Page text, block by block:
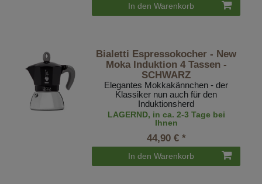
In den Warenkorb
Bialetti Espressokocher - New
Moka Induktion 4 Tassen -
SCHWARZ
Elegantes Mokkakännchen - der
Klassiker nun auch für den
Induktionsherd
LAGERND, in ca. 2-3 Tage bei
Ihnen
44,90 € *
In den Warenkorb